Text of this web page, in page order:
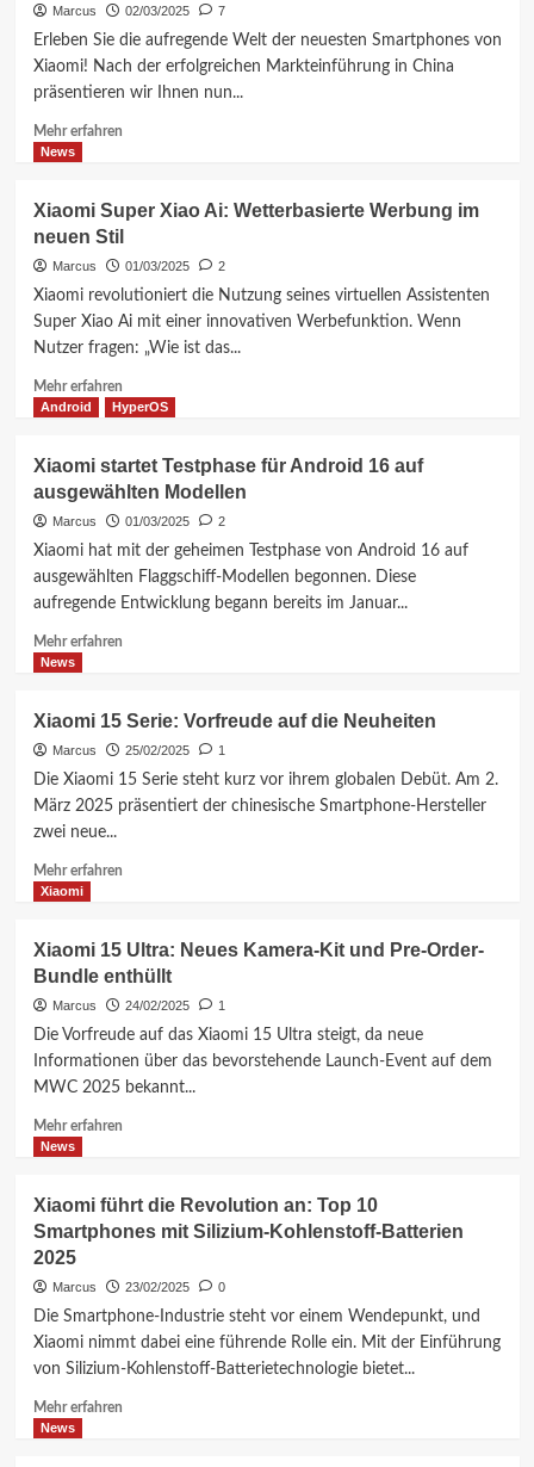
modulares
Kameraobjektiv
Marcus 02/03/2025 7
Erleben Sie die aufregende Welt der neuesten Smartphones von
Xiaomi! Nach der erfolgreichen Markteinführung in China
präsentieren wir Ihnen nun...
Mehr erfahrenMehr
15
Ultra
und
Xiaomi
Globale
Einführung
dem
MWC
News
Xiaomi Super Xiao Ai: Wetterbasierte Werbung im
neuen Stil
Marcus 01/03/2025 2
Xiaomi revolutioniert die Nutzung seines virtuellen Assistenten
Super Xiao Ai mit einer innovativen Werbefunktion. Wenn
Nutzer fragen: „Wie ist das...
Mehr erfahrenMehr
Informationen
Super
Xiao
Ai:
Wetterbasierte
Werbung
im
neuen
Android HyperOS
Xiaomi startet Testphase für Android 16 auf
ausgewählten Modellen
Marcus 01/03/2025 2
Xiaomi hat mit der geheimen Testphase von Android 16 auf
ausgewählten Flaggschiff-Modellen begonnen. Diese
aufregende Entwicklung begann bereits im Januar...
Mehr erfahrenMehr
startet
Testphase
für
Android
16
ausgewählten
News
Xiaomi 15 Serie: Vorfreude auf die Neuheiten
Marcus 25/02/2025 1
Die Xiaomi 15 Serie steht kurz vor ihrem globalen Debüt. Am 2.
März 2025 präsentiert der chinesische Smartphone-Hersteller
zwei neue...
Mehr erfahrenMehr
15
Serie:
Vorfreude
auf
Neuheiten
Xiaomi
Xiaomi 15 Ultra: Neues Kamera-Kit und Pre-Order-
Bundle enthüllt
Marcus 24/02/2025 1
Die Vorfreude auf das Xiaomi 15 Ultra steigt, da neue
Informationen über das bevorstehende Launch-Event auf dem
MWC 2025 bekannt...
Mehr erfahrenMehr
15
Ultra:
Kamera-
und
Pre-
Order-
enthüllt
News
Xiaomi führt die Revolution an: Top 10
Smartphones mit Silizium-Kohlenstoff-Batterien
2025
Marcus 23/02/2025 0
Die Smartphone-Industrie steht vor einem Wendepunkt, und
Xiaomi nimmt dabei eine führende Rolle ein. Mit der Einführung
von Silizium-Kohlenstoff-Batterietechnologie bietet...
Mehr erfahrenMehr
News